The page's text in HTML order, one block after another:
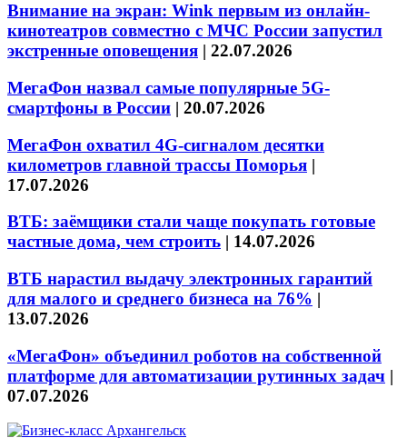
Внимание на экран: Wink первым из онлайн-
кинотеатров совместно с МЧС России запустил
экстренные оповещения | 22.07.2026
МегаФон назвал самые популярные 5G-
смартфоны в России | 20.07.2026
МегаФон охватил 4G-сигналом десятки
километров главной трассы Поморья |
17.07.2026
ВТБ: заёмщики стали чаще покупать готовые
частные дома, чем строить | 14.07.2026
ВТБ нарастил выдачу электронных гарантий
для малого и среднего бизнеса на 76% |
13.07.2026
«МегаФон» объединил роботов на собственной
платформе для автоматизации рутинных задач |
07.07.2026